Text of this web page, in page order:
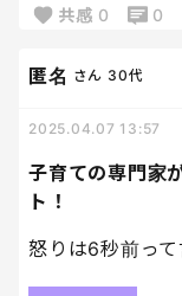
共感 0 0
子育ての専門家
ト！
匿名 さん 30代
2025.04.07 13:57
怒りは6秒前っ